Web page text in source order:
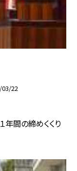
03/22
年間の締めくくり